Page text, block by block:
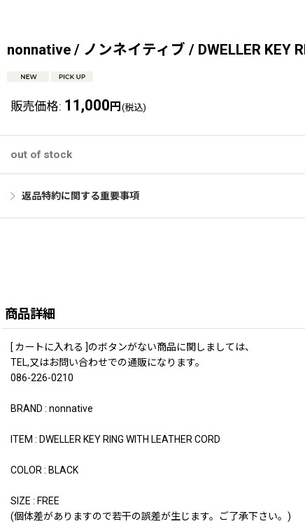
nonnative / ノンネイティブ / DWELLER KEY
販売価格: 11,000 円 (税込)
out of stock
返品特約に関する重要事項
商品詳細
[ カートに入れる ]のボタンがない商品に関しましては、
TEL,又はお問い合わせでの通販になります。
086-226-0210
BRAND : nonnative
ITEM : DWELLER KEY RING WITH LEATHER CORD
COLOR : BLACK
SIZE : FREE
(個体差がありますので若干の誤差が生じます。ご了承下さい。)